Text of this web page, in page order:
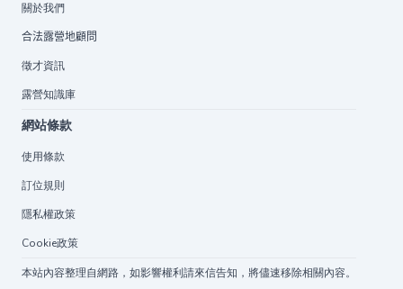
關於我們
合法露營地顧問
徵才資訊
露營知識庫
網站條款
使用條款
訂位規則
隱私權政策
Cookie政策
本站內容整理自網路，如影響權利請來信告知，將儘速移除相關內容。